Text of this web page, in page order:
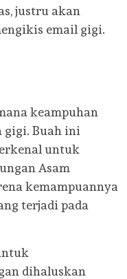
justru akan
email gigi.
keampuhan
Buah ini
untuk
Asam
kemampuannya
terjadi pada
dihaluskan